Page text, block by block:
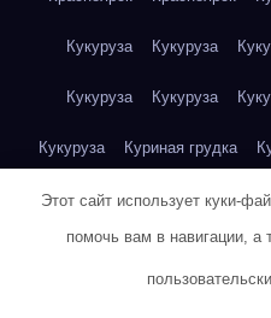
Кукуруза Кукуруза
Кукуруза Кукуруза
Кукуруза Куриная грудка
Куриная грудка
Этот сайт использует куки-
помочь вам в навигации, а